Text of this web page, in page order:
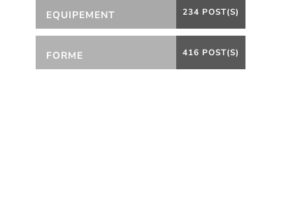
EQUIPEMENT 234 POST(S)
FORME 416 POST(S)